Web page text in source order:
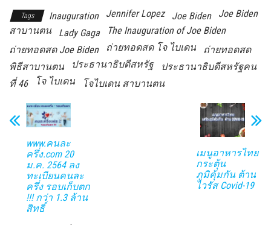
Tags Inauguration Jennifer Lopez Joe Biden
Joe Biden
สาบานตน
Lady Gaga
The Inauguration of Joe Biden
ถ่ายทอดสด Joe Biden
ถ่ายทอดสด โจ ไบเดน
ถ่ายทอดสด
พิธีสาบานตน
ประธานาธิบดีสหรัฐ
ประธานาธิบดีสหรัฐคน
ที่ 46
โจ ไบเดน โจไบเดน สาบานตน
www.คนละ
ครึ่ง.com 20
ม.ค. 2564 ลง
ทะเบียนคนละ
ครึ่ง รอบเก็บตก
!!! กว่า 1.3 ล้าน
สิทธิ์
เมนูอาหารไทย
กระตุ้น
ภูมิคุ้มกัน ต้าน
ไวรัส Covid-19